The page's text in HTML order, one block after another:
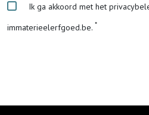
Ik ga akkoord met het
immaterieelerfgoed.be.